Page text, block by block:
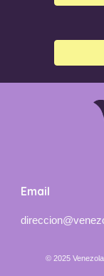
Email
direccion
© 2025